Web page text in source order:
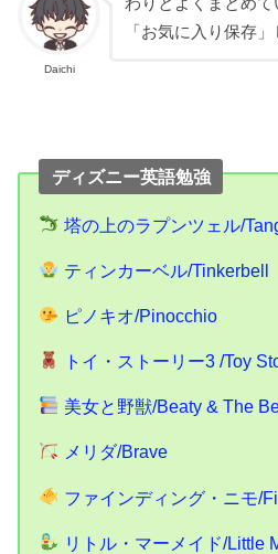
Daichi
わりとよくまとめ
「お気に入り保存」
ディズニー英語勉強
塔の上のラプンツェル/
ティンカーベル/Tinkerbell
ピノキオ/Pinocchio
トイ・ストーリー3 /Toy
美女と野獣/Beaty & The
メリダ/Brave
ファインディング・ニモ/
リトル・マーメイド/Little